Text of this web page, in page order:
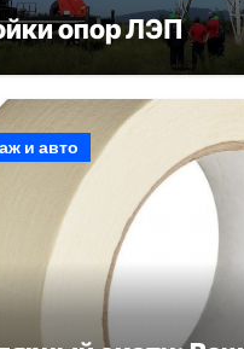
опор ЛЭП
и авто